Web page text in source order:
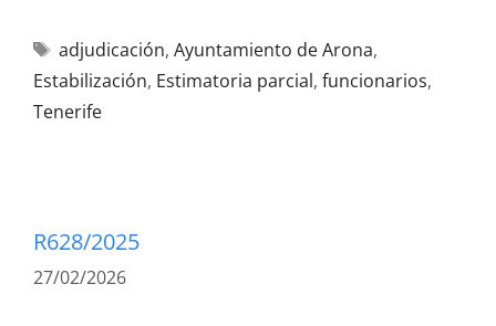
adjudicación, Ayuntamiento de Arona,
Estabilización, Estimatoria parcial, funcionarios,
Tenerife
R628/2025
27/02/2026